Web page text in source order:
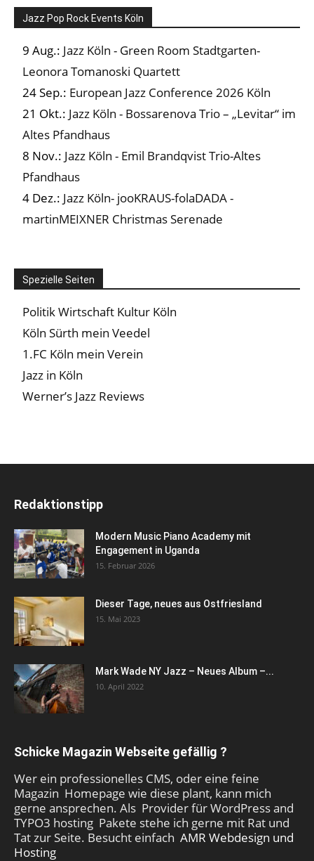
Jazz Pop Rock Events Köln
9 Aug.: Jazz Köln - Green Room Stadtgarten-
Leonora Tomanoski Quartett
24 Sep.: European Jazz Conference 2026 Köln
21 Okt.: Jazz Köln - Bossarenova Trio – „Levitar“ im
Altes Pfandhaus
8 Nov.: Jazz Köln - Emil Brandqvist Trio-Altes
Pfandhaus
4 Dez.: Jazz Köln- jooKRAUS-folaDADA -
martinMEIXNER Christmas Serenade
Spezielle Seiten
Politik Wirtschaft Kultur Köln
Köln Sürth mein Veedel
1.FC Köln mein Verein
Jazz in Köln
Werner’s Jazz Reviews
Redaktionstipp
Modern Music Piano Academy mit
Engagement in Uganda
15. Februar 2026
Dieser Tage, neues aus Ostfriesland
15. Mai 2023
Mark Wade NY Jazz – Neues Album –...
10. April 2022
Schicke Magazin Webseite gefällig ?
Wer ein professionelles CMS, oder eine feine
Magazin Homepage wie diese plant, kann mich
gerne ansprechen. Als Provider für WordPress and
TYPO3 hosting Pakete stehe ich gerne mit Rat und
Tat zur Seite. Besucht einfach AMR Webdesign und
Hosting